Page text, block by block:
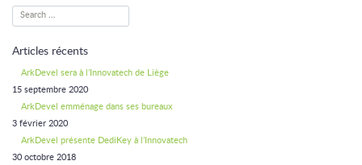
l’article
Articles récents
ArkDevel sera à l’Innovatech de Liège
15 septembre 2020
ArkDevel emménage dans ses bureaux
3 février 2020
ArkDevel présente DediKey à l’Innovatech
30 octobre 2018